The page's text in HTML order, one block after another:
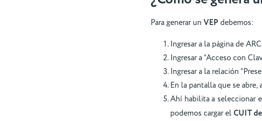
Para generar un VEP debemos:
Ingresar a la página de
Ingresar a “Acceso con
Ingresar a la relación
En la pantalla que se abre,
Ahí habilita a seleccionar
podemos cargar elCUIT